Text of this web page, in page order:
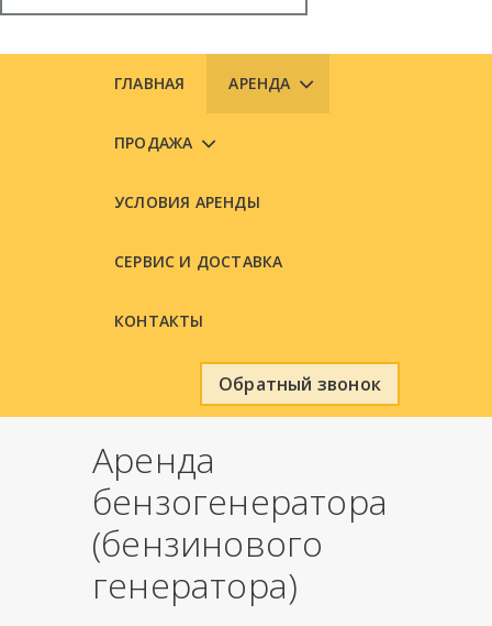
ГЛАВНАЯ АРЕНДА
ПРОДАЖА
УСЛОВИЯ АРЕНДЫ
СЕРВИС И ДОСТАВКА
КОНТАКТЫ
Обратный звонок
Аренда
бензогенератора
(бензинового
генератора)